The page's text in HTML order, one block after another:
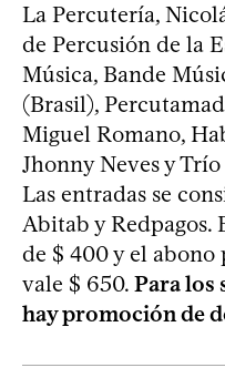
La Percutería,
de Percusión de la
Música, Bande
(Brasil),
Miguel Romano,
Jhonny Neves y
Las entradas se
Abitab y Redpagos.
de $ 400 y el abono
vale $ 650. Para los
hay promoción de